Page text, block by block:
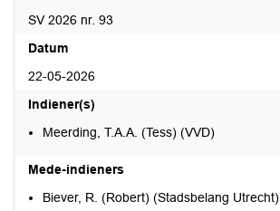
SV 2026 nr. 93
Datum
22-05-2026
Indiener(s)
Meerding, T.A.A. (Tess) (VVD)
Mede-indieners
Biever, R. (Robert) (Stadsbelang Utrecht)